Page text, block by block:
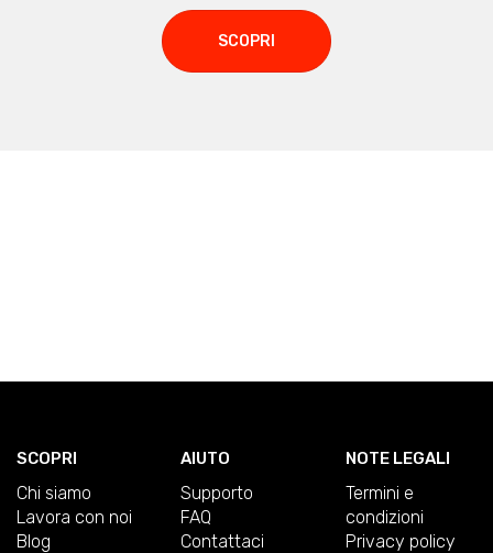
SCOPRI
SCOPRI
Chi siamo
Lavora con noi
Blog
AIUTO
Supporto
FAQ
Contattaci
NOTE LEGALI
Termini e
condizioni
Privacy policy